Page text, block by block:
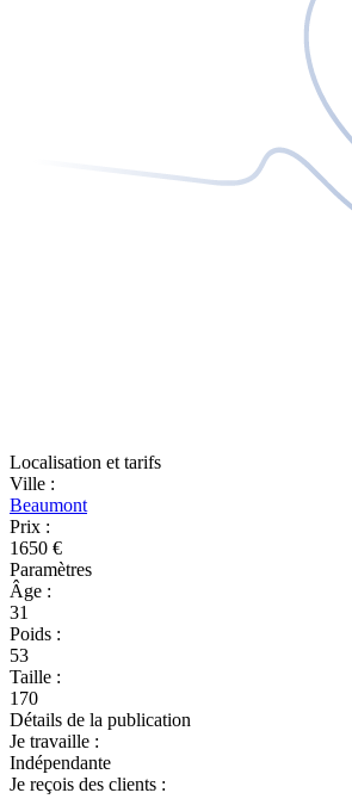
Localisation et tarifs
Ville :
Beaumont
Prix :
1650 €
Paramètres
Âge :
31
Poids :
53
Taille :
170
Détails de la publication
Je travaille :
Indépendante
Je reçois des clients :